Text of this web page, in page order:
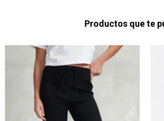
Productos que te